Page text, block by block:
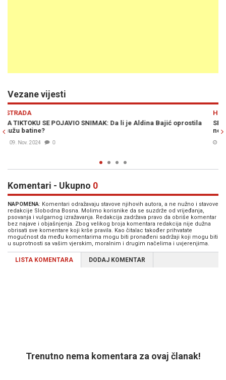
Vezane vijesti
HRONIKA
SESTRA PRETUČENE FOLKERKE U SUZAMA: "Opet je u bolnici,
nemojte da dijelite snimak - bolno je"
14. Okt. 2024
Komentari - Ukupno 0
NAPOMENA: Komentari odražavaju stavove njihovih autora, a ne nužno i stavove
redakcije Slobodna Bosna. Molimo korisnike da se suzdrže od vrijeđanja,
psovanja i vulgarnog izražavanja. Redakcija zadržava pravo da obriše komentar
bez najave i objašnjenja. Zbog velikog broja komentara redakcija nije dužna
obrisati sve komentare koji krše pravila. Kao čitalac također prihvatate
mogućnost da među komentarima mogu biti pronađeni sadržaji koji mogu biti
u suprotnosti sa vašim vjerskim, moralnim i drugim načelima i uvjerenjima.
LISTA KOMENTARA DODAJ KOMENTAR
Trenutno nema komentara za ovaj članak!